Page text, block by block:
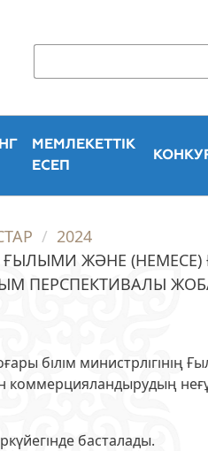
МЕМЛЕКЕТТІК
ЕСЕП
2024
ҒЫЛЫМИ ЖӘНЕ
ПЕРСПЕКТИВАЛЫ
білім
коммерцияландырудың
басталады.